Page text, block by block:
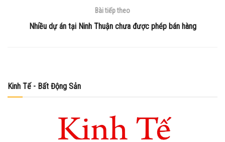
Bài tiếp theo
Nhiều dự án tại Ninh Thuận chưa được phép bán hàng
Kinh Tế - Bất Động Sản